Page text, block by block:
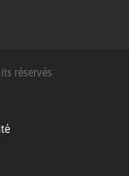
réservés